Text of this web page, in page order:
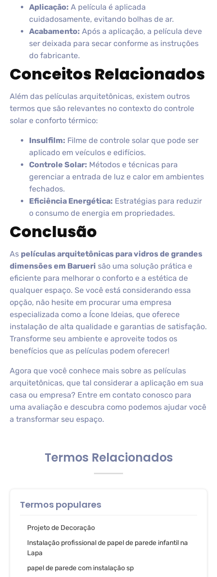
Aplicação: A película é aplicada
cuidadosamente, evitando bolhas de ar.
Acabamento: Após a aplicação, a película deve
ser deixada para secar conforme as instruções
do fabricante.
Conceitos Relacionados
Além das películas arquitetônicas, existem outros
termos que são relevantes no contexto do controle
solar e conforto térmico:
Insulfilm: Filme de controle solar que pode ser
aplicado em veículos e edifícios.
Controle Solar: Métodos e técnicas para
gerenciar a entrada de luz e calor em ambientes
fechados.
Eficiência Energética: Estratégias para reduzir
o consumo de energia em propriedades.
Conclusão
As películas arquitetônicas para vidros de grandes
dimensões em Barueri são uma solução prática e
eficiente para melhorar o conforto e a estética de
qualquer espaço. Se você está considerando essa
opção, não hesite em procurar uma empresa
especializada como a Ícone Ideias, que oferece
instalação de alta qualidade e garantias de satisfação.
Transforme seu ambiente e aproveite todos os
benefícios que as películas podem oferecer!
Agora que você conhece mais sobre as películas
arquitetônicas, que tal considerar a aplicação em sua
casa ou empresa? Entre em contato conosco para
uma avaliação e descubra como podemos ajudar você
a transformar seu espaço.
Termos Relacionados
Termos populares
Projeto de Decoração
Instalação profissional de papel de parede infantil na
Lapa
papel de parede com instalação sp